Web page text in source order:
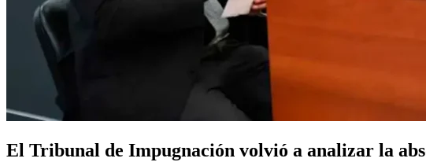
El Tribunal de Impugnación volvió a analizar la